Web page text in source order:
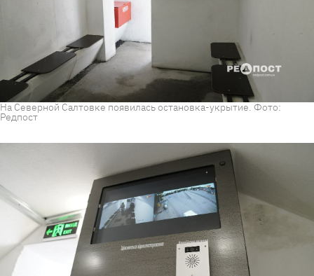
На Северной Салтовке появилась остановка-укрытие. Фото:
Редпост